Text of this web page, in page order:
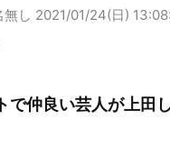
無し 2021/01/24(日)
で仲良い芸人が上田